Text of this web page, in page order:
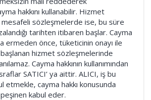
hakkını kullanabilir. Hizmet
mesafeli sözleşmelerde ise, bu süre
tarihten itibaren başlar. Cayma
ermeden önce, tüketicinin onayı ile
hizmet sözleşmelerinde
Cayma hakkının kullanımından
SATICI’ ya aittir. ALICI, iş bu
etmekle, cayma hakkı konusunda
kabul eder.